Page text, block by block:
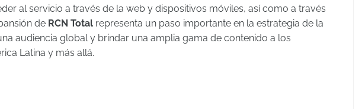
al servicio a través de la web y dispositivos móviles, así como a través
de RCN Total representa un paso importante en la estrategia de la
audiencia global y brindar una amplia gama de contenido a los
Latina y más allá.